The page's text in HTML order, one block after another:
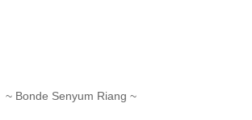
~ Bonde Senyum Riang ~